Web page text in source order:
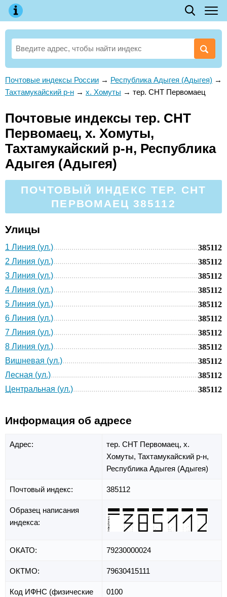
Почтовые индексы России → Республика Адыгея (Адыгея) →
Тахтамукайский р-н → х. Хомуты → тер. СНТ Первомаец
Почтовые индексы тер. СНТ
Первомаец, х. Хомуты,
Тахтамукайский р-н, Республика
Адыгея (Адыгея)
ПОЧТОВЫЙ ИНДЕКС ТЕР. СНТ
ПЕРВОМАЕЦ 385112
Улицы
1 Линия (ул.)
385112
2 Линия (ул.)
385112
3 Линия (ул.)
385112
4 Линия (ул.)
385112
5 Линия (ул.)
385112
6 Линия (ул.)
385112
7 Линия (ул.)
385112
8 Линия (ул.)
385112
Вишневая (ул.)
385112
Лесная (ул.)
385112
Центральная (ул.)
385112
Информация об адресе
Адрес: тер. СНТ Первомаец, х.
Хомуты, Тахтамукайский р-н,
Республика Адыгея (Адыгея)
Почтовый индекс: 385112
Образец написания
индекса:
ОКАТО: 79230000024
ОКТМО: 79630415111
Код ИФНС (физические
0100